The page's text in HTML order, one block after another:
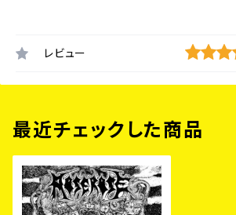
レビュー
最近チェックした商品